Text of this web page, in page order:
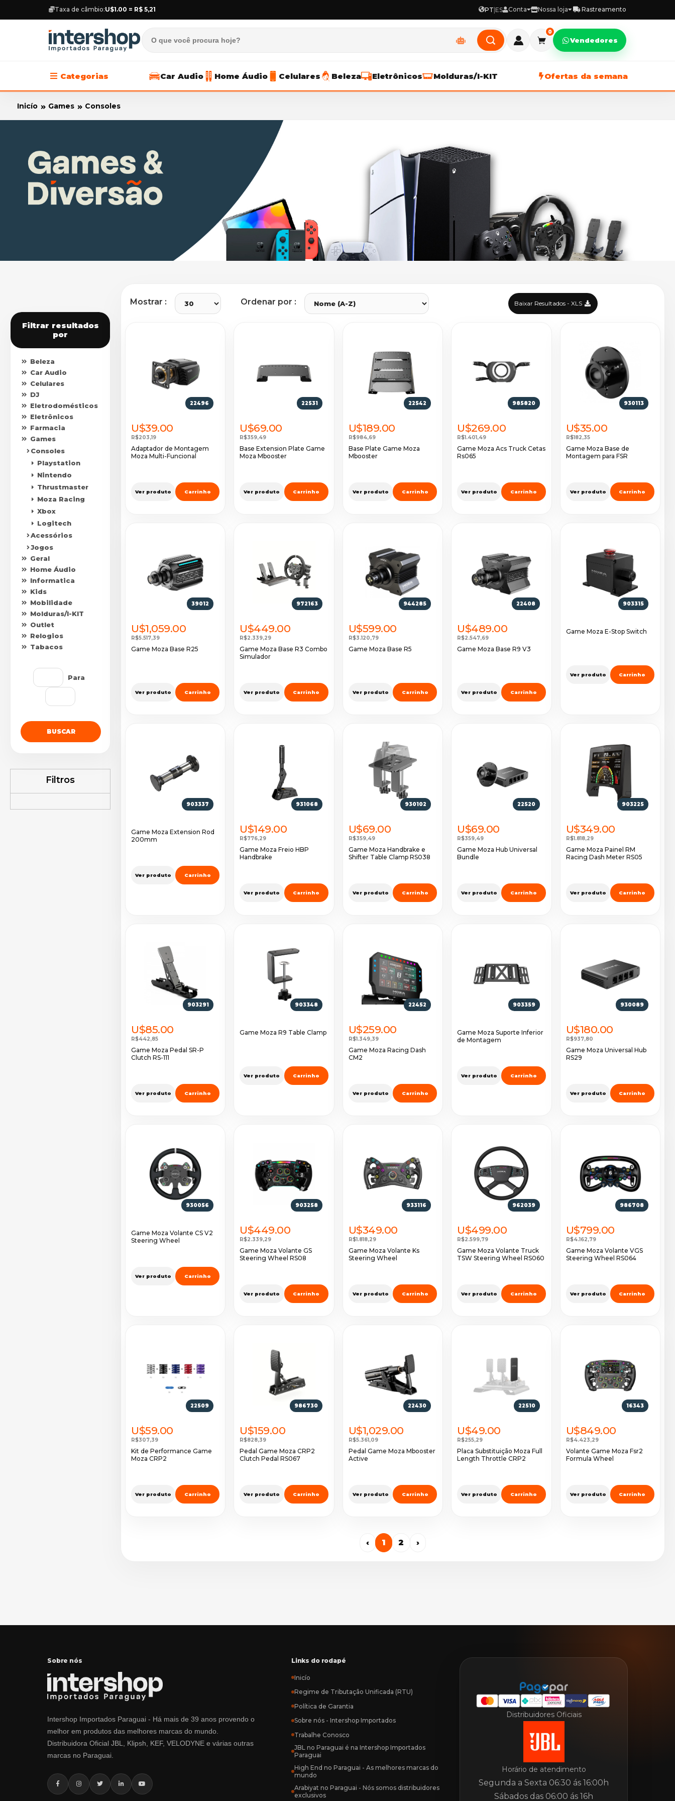
Taxa de câmbio:U$1.00 = R$ 5,21 PT|ES Conta Nossa loja Rastreamento
0
Vendedores
Categorias Car Audio Home Áudio Celulares Beleza Eletrônicos Molduras/I-KIT Ofertas da semana
Inicío Games Consoles
Filtrar resultados
por
Beleza
Car Audio
Celulares
DJ
Eletrodomésticos
Eletrônicos
Farmacia
Games
Consoles
Playstation
Nintendo
Thrustmaster
Moza Racing
Xbox
Logitech
Acessórios
Jogos
Geral
Home Áudio
Informatica
Kids
Mobilidade
Molduras/I-KIT
Outlet
Relogios
Tabacos
Para
BUSCAR
Filtros
Baixar Resultados - XLS
Mostrar : Ordenar por :
22496
U$39.00
R$203,19
Adaptador de Montagem
Moza Multi-Funcional
Ver produto Carrinho
22531
U$69.00
R$359,49
Base Extension Plate Game
Moza Mbooster
Ver produto Carrinho
22542
U$189.00
R$984,69
Base Plate Game Moza
Mbooster
Ver produto Carrinho
985820
U$269.00
R$1.401,49
Game Moza Acs Truck Cetas
Rs065
Ver produto Carrinho
930113
U$35.00
R$182,35
Game Moza Base de
Montagem para FSR
Ver produto Carrinho
39012
U$1,059.00
R$5.517,39
Game Moza Base R25
Ver produto Carrinho
972163
U$449.00
R$2.339,29
Game Moza Base R3 Combo
Simulador
Ver produto Carrinho
944285
U$599.00
R$3.120,79
Game Moza Base R5
Ver produto Carrinho
22408
U$489.00
R$2.547,69
Game Moza Base R9 V3
Ver produto Carrinho
903315
Game Moza E-Stop Switch
Ver produto Carrinho
903337
Game Moza Extension Rod
200mm
Ver produto Carrinho
931068
U$149.00
R$776,29
Game Moza Freio HBP
Handbrake
Ver produto Carrinho
930102
U$69.00
R$359,49
Game Moza Handbrake e
Shifter Table Clamp RS038
Ver produto Carrinho
22520
U$69.00
R$359,49
Game Moza Hub Universal
Bundle
Ver produto Carrinho
903225
U$349.00
R$1.818,29
Game Moza Painel RM
Racing Dash Meter RS05
Ver produto Carrinho
903291
U$85.00
R$442,85
Game Moza Pedal SR-P
Clutch RS-111
Ver produto Carrinho
903348
Game Moza R9 Table Clamp
Ver produto Carrinho
22452
U$259.00
R$1.349,39
Game Moza Racing Dash
CM2
Ver produto Carrinho
903359
Game Moza Suporte Inferior
de Montagem
Ver produto Carrinho
930089
U$180.00
R$937,80
Game Moza Universal Hub
RS29
Ver produto Carrinho
930056
Game Moza Volante CS V2
Steering Wheel
Ver produto Carrinho
903258
U$449.00
R$2.339,29
Game Moza Volante GS
Steering Wheel RS08
Ver produto Carrinho
933116
U$349.00
R$1.818,29
Game Moza Volante Ks
Steering Wheel
Ver produto Carrinho
962039
U$499.00
R$2.599,79
Game Moza Volante Truck
TSW Steering Wheel RS060
Ver produto Carrinho
986708
U$799.00
R$4.162,79
Game Moza Volante VGS
Steering Wheel RS064
Ver produto Carrinho
22509
U$59.00
R$307,39
Kit de Performance Game
Moza CRP2
Ver produto Carrinho
986730
U$159.00
R$828,39
Pedal Game Moza CRP2
Clutch Pedal RS067
Ver produto Carrinho
22430
U$1,029.00
R$5.361,09
Pedal Game Moza Mbooster
Active
Ver produto Carrinho
22510
U$49.00
R$255,29
Placa Substituição Moza Full
Length Throttle CRP2
Ver produto Carrinho
16343
U$849.00
R$4.423,29
Volante Game Moza Fsr2
Formula Wheel
Ver produto Carrinho
‹ 1 2 ›
Sobre nós
Intershop Importados Paraguai - Há mais de 39 anos provendo o
melhor em produtos das melhores marcas do mundo.
Distribuidora Oficial JBL, Klipsh, KEF, VELODYNE e várias outras
marcas no Paraguai.
Links do rodapé
Inicío
Regime de Tributação Unificada (RTU)
Política de Garantia
Sobre nós - Intershop Importados
Trabalhe Conosco
JBL no Paraguai é na Intershop Importados
Paraguai
High End no Paraguai - As melhores marcas do
mundo
Arabiyat no Paraguai - Nós somos distribuidores
exclusivos
Distribuidores Oficiais
Horário de atendimento
Segunda a Sexta 06:30 ás 16:00h
Sábados das 06:00 ás 16h